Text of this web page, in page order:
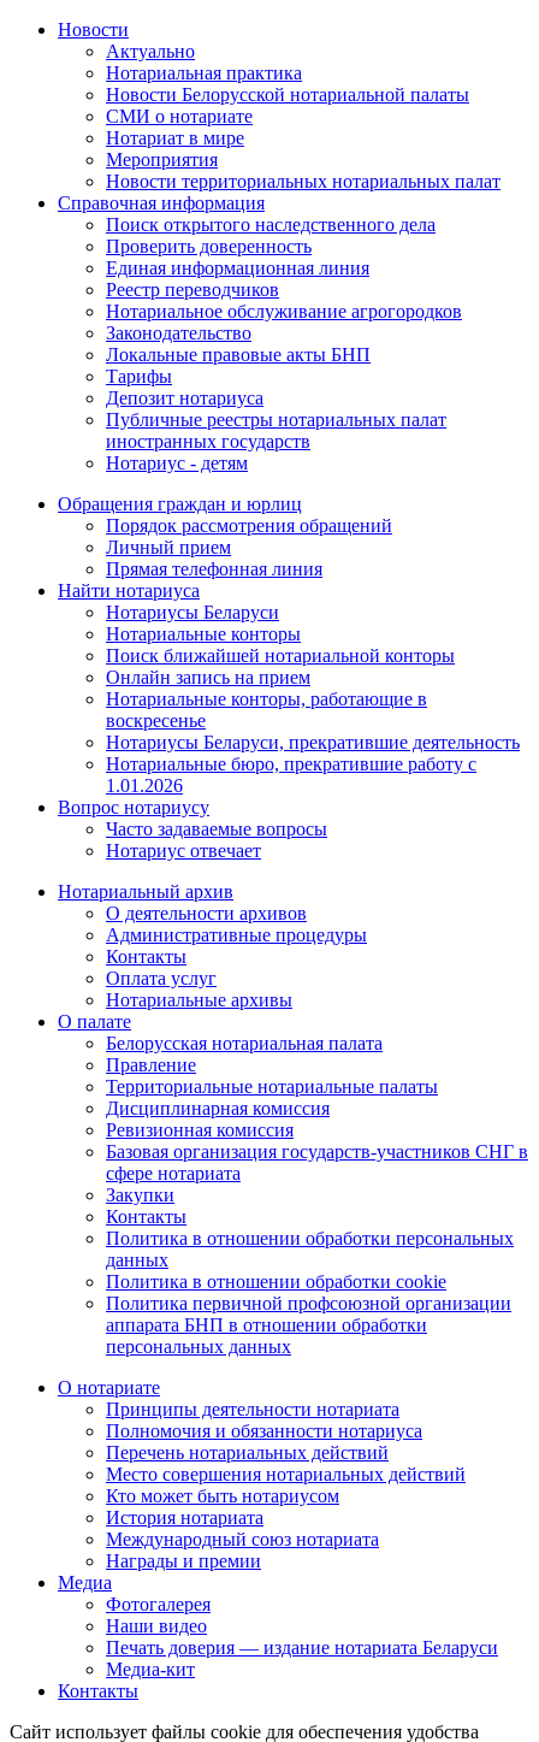
Новости
Актуально
Нотариальная практика
Новости Белорусской нотариальной палаты
СМИ о нотариате
Нотариат в мире
Мероприятия
Новости территориальных нотариальных палат
Справочная информация
Поиск открытого наследственного дела
Проверить доверенность
Единая информационная линия
Реестр переводчиков
Нотариальное обслуживание агрогородков
Законодательство
Локальные правовые акты БНП
Тарифы
Депозит нотариуса
Публичные реестры нотариальных палат
иностранных государств
Нотариус - детям
Обращения граждан и юрлиц
Порядок рассмотрения обращений
Личный прием
Прямая телефонная линия
Найти нотариуса
Нотариусы Беларуси
Нотариальные конторы
Поиск ближайшей нотариальной конторы
Онлайн запись на прием
Нотариальные конторы, работающие в
воскресенье
Нотариусы Беларуси, прекратившие деятельность
Нотариальные бюро, прекратившие работу с
1.01.2026
Вопрос нотариусу
Часто задаваемые вопросы
Нотариус отвечает
Нотариальный архив
О деятельности архивов
Административные процедуры
Контакты
Оплата услуг
Нотариальные архивы
О палате
Белорусская нотариальная палата
Правление
Территориальные нотариальные палаты
Дисциплинарная комиссия
Ревизионная комиссия
Базовая организация государств-участников СНГ в
сфере нотариата
Закупки
Контакты
Политика в отношении обработки персональных
данных
Политика в отношении обработки cookie
Политика первичной профсоюзной организации
аппарата БНП в отношении обработки
персональных данных
О нотариате
Принципы деятельности нотариата
Полномочия и обязанности нотариуса
Перечень нотариальных действий
Место совершения нотариальных действий
Кто может быть нотариусом
История нотариата
Международный союз нотариата
Награды и премии
Медиа
Фотогалерея
Наши видео
Печать доверия — издание нотариата Беларуси
Медиа-кит
Контакты
Сайт использует файлы cookie для обеспечения удобства